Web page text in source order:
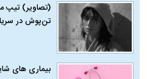
(تصاویر) تیپ
تن‌پوش در
بیماری‌ های